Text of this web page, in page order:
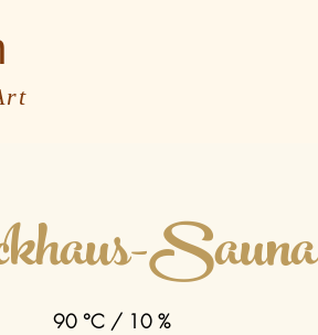
Sauna
90 °C / 10 %